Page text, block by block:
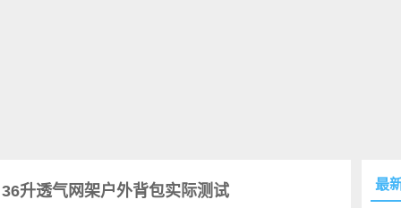
升透气网架户外背包实际测试 最